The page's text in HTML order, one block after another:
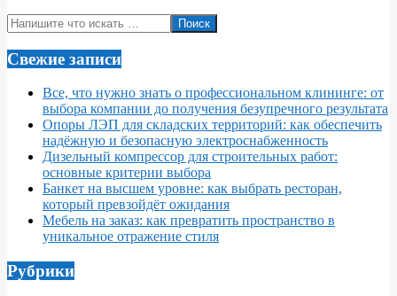
Поиск
Свежие записи
Все, что нужно знать о профессиональном клининге: от
выбора компании до получения безупречного результата
Опоры ЛЭП для складских территорий: как обеспечить
надёжную и безопасную электроснабженность
Дизельный компрессор для строительных работ:
основные критерии выбора
Банкет на высшем уровне: как выбрать ресторан,
который превзойдёт ожидания
Мебель на заказ: как превратить пространство в
уникальное отражение стиля
Рубрики